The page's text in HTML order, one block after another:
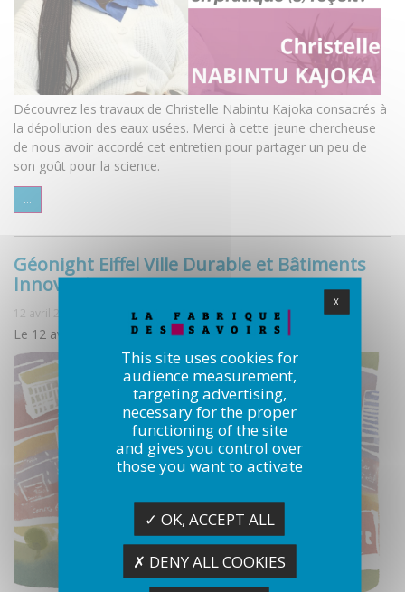
Découvrez les travaux de Christelle Nabintu Kajoka consacrés à
la dépollution des eaux usées. Merci à cette jeune chercheuse
de nous avoir accordé cet entretien pour partager un peu de
son goût pour la science.
...
Géonight Eiffel Ville Durable et Bâtiments
Innovants
12 avril 2024
Le 12 avril 2024
X
This site uses cookies for
audience measurement,
targeting advertising,
necessary for the proper
functioning of the site
and gives you control over
those you want to activate
✓ OK, ACCEPT ALL
✗ DENY ALL COOKIES